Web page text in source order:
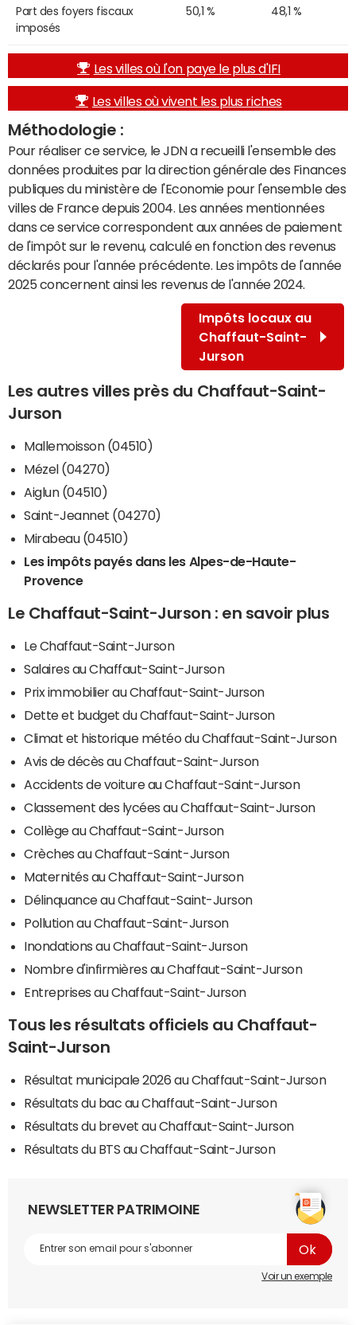
Part des foyers fiscaux
imposés
50,1 % 48,1 %
Les villes où l'on paye le plus d'IFI
Les villes où vivent les plus riches
Méthodologie :
Pour réaliser ce service, le JDN a recueilli l'ensemble des
données produites par la direction générale des Finances
publiques du ministère de l'Economie pour l'ensemble des
villes de France depuis 2004. Les années mentionnées
dans ce service correspondent aux années de paiement
de l'impôt sur le revenu, calculé en fonction des revenus
déclarés pour l'année précédente. Les impôts de l'année
2025 concernent ainsi les revenus de l'année 2024.
Impôts locaux au
Chaffaut-Saint-
Jurson
Les autres villes près du Chaffaut-Saint-
Jurson
Mallemoisson (04510)
Mézel (04270)
Aiglun (04510)
Saint-Jeannet (04270)
Mirabeau (04510)
Les impôts payés dans les Alpes-de-Haute-
Provence
Le Chaffaut-Saint-Jurson : en savoir plus
Le Chaffaut-Saint-Jurson
Salaires au Chaffaut-Saint-Jurson
Prix immobilier au Chaffaut-Saint-Jurson
Dette et budget du Chaffaut-Saint-Jurson
Climat et historique météo du Chaffaut-Saint-Jurson
Avis de décès au Chaffaut-Saint-Jurson
Accidents de voiture au Chaffaut-Saint-Jurson
Classement des lycées au Chaffaut-Saint-Jurson
Collège au Chaffaut-Saint-Jurson
Crèches au Chaffaut-Saint-Jurson
Maternités au Chaffaut-Saint-Jurson
Délinquance au Chaffaut-Saint-Jurson
Pollution au Chaffaut-Saint-Jurson
Inondations au Chaffaut-Saint-Jurson
Nombre d'infirmières au Chaffaut-Saint-Jurson
Entreprises au Chaffaut-Saint-Jurson
Tous les résultats officiels au Chaffaut-
Saint-Jurson
Résultat municipale 2026 au Chaffaut-Saint-Jurson
Résultats du bac au Chaffaut-Saint-Jurson
Résultats du brevet au Chaffaut-Saint-Jurson
Résultats du BTS au Chaffaut-Saint-Jurson
NEWSLETTER PATRIMOINE
Voir un exemple